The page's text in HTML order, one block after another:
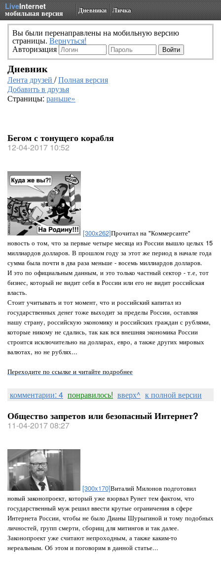
LiveInternet
мобильная версия Дневники Личка
Вы были перенаправлены на мобильную версию
страницы. Вернуться!
Авторизация
Дневник
Лента друзей /Полная версия
Добавить в друзья
Страницы: раньше»
Бегом с тонущего корабля
12-04-2017 10:52
[300x262]Прочитал на "Коммерсанте"
новость о том, что за первые четыре месяца из России вышло целых 15
миллиардов долларов. В прошлом году за этот же период в начале года
сумма была почти в два раза меньше - восемь миллиардов долларов.
И это по официальным данным, и это только частный сектор - т.е, тот
бизнес, который не видит себя в России или его не видит российская
власть.
Стоит учитывать и тот момент, что и российский капитал из
государственных денег тоже выходит за пределы России, оставляя
нашу страну, российскую экономику и российских граждан с рублями,
которые никому не сдались, так как вся внешняя экономика России
строится исключительно на долларах, евро, а также других мировых
валютах, но не рублях...
Переходите по ссылке и читайте подробнее
комментарии: 4 понравилось! вверх^ к полной версии
Общество запретов или безопасный Интернет?
11-04-2017 08:27
[300x170]Виталий Милонов подготовил
новый законопроект, который уже взорвал Рунет тем фактом, что
государственный муж решил ввести крутые ограничения в сфере
Интернета России, чтобы не было Дианы Шурыгиной и тому подобных
личностей, групп смерти, сборищ для митингов и так далее.
Законопроект уже считают непроходным, а также каким-то
нереальным. Об этом и поговорим в данной статье...